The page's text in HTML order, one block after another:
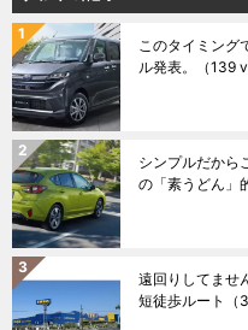
このタイミング
ル発表。
（139
シンプルだから
の「素うどん」
遠回りしてませ
短徒歩ルート